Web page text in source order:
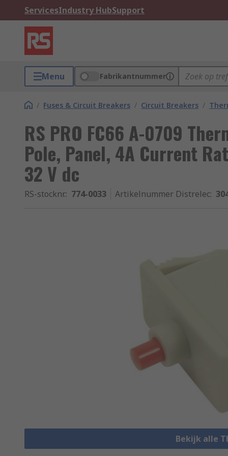
ServicesIndustry HubSupport
Menu Fabrikantnummer
/ Fuses & Circuit Breakers / Circuit Breakers /
RS PRO FC66 A-0709
Pole, Panel, 4A Current
32 V dc
RS-stocknr.: 774-0033 Artikelnummer Distrelec:
Bekijk alle